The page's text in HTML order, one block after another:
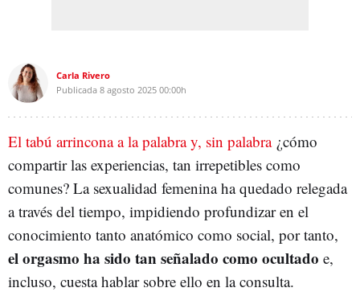
Carla Rivero
Publicada 8 agosto 2025 00:00h
El tabú arrincona a la palabra y, sin palabra¿cómo
compartir las experiencias, tan irrepetibles como
comunes? La sexualidad femenina ha quedado relegada
a través del tiempo, impidiendo profundizar en el
conocimiento tanto anatómico como social, por tanto,
el orgasmo ha sido tan señalado como ocultado e,
incluso, cuesta hablar sobre ello en la consulta.